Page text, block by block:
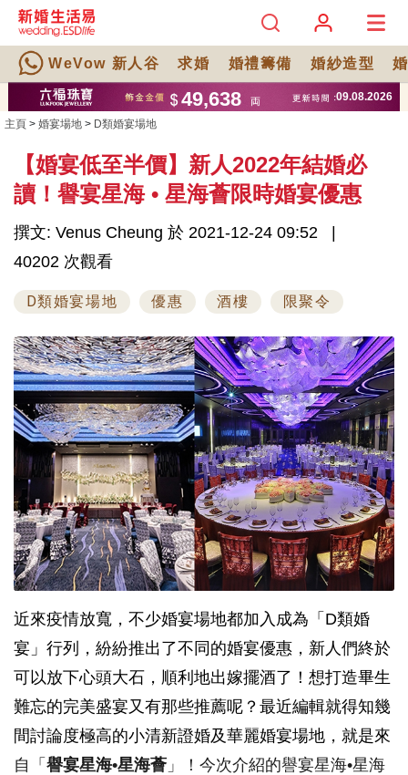
WeVow 新人谷 求婚 婚禮籌備 婚紗造型
主頁 > 婚宴場地 > D類婚宴場地
【婚宴低至半價】新人2022年結婚必
讀！譽宴星海 • 星海薈限時婚宴優惠
撰文: Venus Cheung 於 2021-12-24 09:52
40202 次觀看
D類婚宴場地 優惠 酒樓 限聚令
近來疫情放寬，不少婚宴場地都加入成為「D類婚
宴」行列，紛紛推出了不同的婚宴優惠，新人們終於
可以放下心頭大石，順利地出嫁擺酒了！想打造畢生
難忘的完美盛宴又有那些推薦呢？最近編輯就得知幾
間討論度極高的小清新證婚及華麗婚宴場地，就是來
自「 譽宴星海•星海薈 」！今次介紹的譽宴星海•星海